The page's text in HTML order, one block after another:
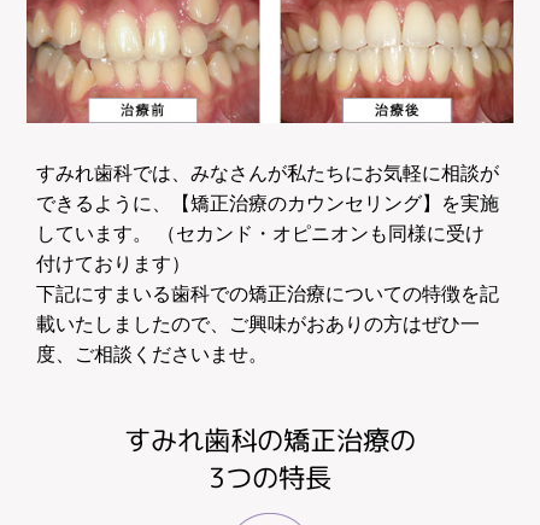
すみれ歯科では、みなさんが私たちにお気軽に相談が
できるように、【矯正治療のカウンセリング】を実施
しています。 （セカンド・オピニオンも同様に受け
付けております）
下記にすまいる歯科での矯正治療についての特徴を記
載いたしましたので、ご興味がおありの方はぜひ一
度、ご相談くださいませ。
すみれ歯科の矯正治療の
3つの特長